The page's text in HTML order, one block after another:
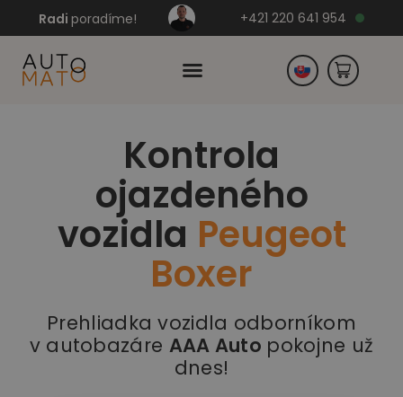
Radi poradíme! +421 220 641 954
Kontrola
ojazdeného
vozidla Peugeot
Boxer
Prehliadka vozidla odborníkom
v autobazáre AAA Auto pokojne už
dnes!